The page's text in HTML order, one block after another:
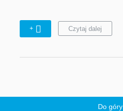
+ Czytaj dalej
Do góry